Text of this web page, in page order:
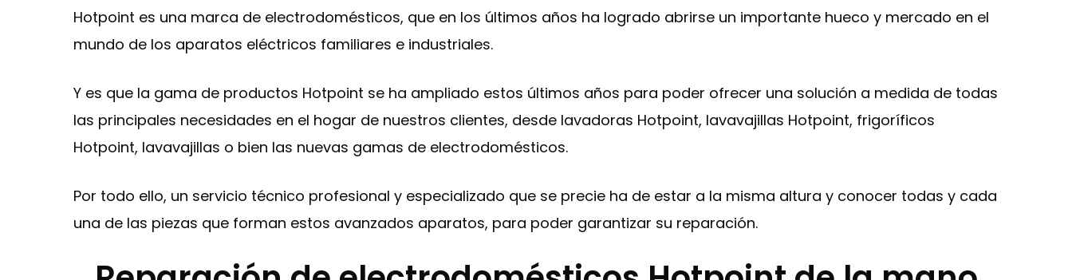
Hotpoint es una marca de electrodomésticos, que en los últimos años ha logrado abrirse un importante hueco y mercado en el
mundo de los aparatos eléctricos familiares e industriales.
Y es que la gama de productos Hotpoint se ha ampliado estos últimos años para poder ofrecer una solución a medida de todas
las principales necesidades en el hogar de nuestros clientes, desde lavadoras Hotpoint, lavavajillas Hotpoint, frigoríficos
Hotpoint, lavavajillas o bien las nuevas gamas de electrodomésticos.
Por todo ello, un servicio técnico profesional y especializado que se precie ha de estar a la misma altura y conocer todas y cada
una de las piezas que forman estos avanzados aparatos, para poder garantizar su reparación.